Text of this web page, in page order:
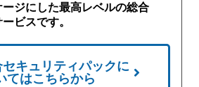
ージにした最高レベルの総合
ビスです。
キュリティパックに
てはこちらから